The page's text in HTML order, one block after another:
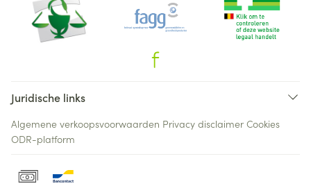
Juridische links
Algemene verkoopsvoorwaarden Privacy disclaimer Cookies
ODR-platform